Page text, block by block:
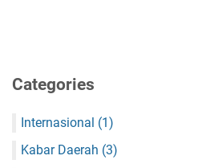
Categories
Internasional (1)
Kabar Daerah (3)